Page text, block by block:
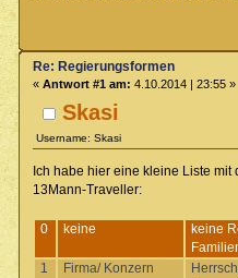
Skasi
Username: Skasi
Re: Regierungsformen
« Antwort #1 am: 4.10.2014 | 23:55 »
Ich habe hier eine kleine Liste
13Mann-Traveller:
0 keine
keine
1
Firma/ Konzern